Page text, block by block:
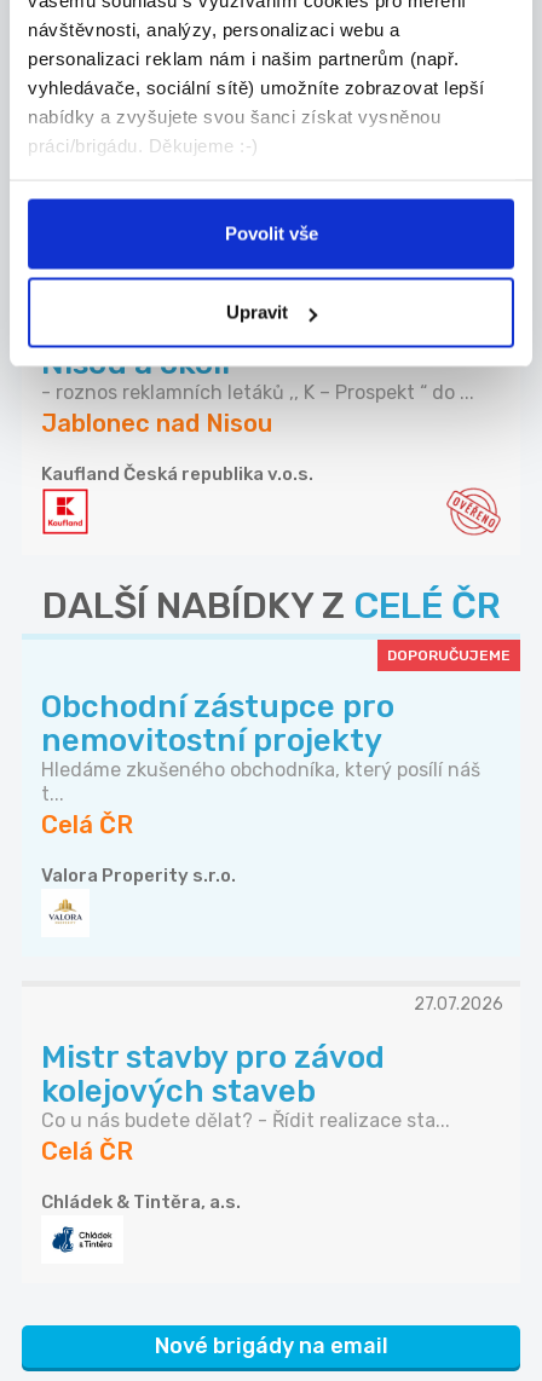
návštěvnosti, analýzy, personalizaci webu a
personalizaci reklam nám i našim partnerům (např.
vyhledávače, sociální sítě) umožníte zobrazovat lepší
nabídky a zvyšujete svou šanci získat vysněnou
práci/brigádu. Děkujeme :-)
Povolit vše
Upravit
/ 45 min
Doučujte to, co vám jde. V čase, který vám
vyhov...
Jablonec nad Nisou
Škola Populo
29.07.2026
Roznos letáků – Jablonec nad
Nisou a okolí
- roznos reklamních letáků ,, K – Prospekt “ do ...
Jablonec nad Nisou
Kaufland Česká republika v.o.s.
DALŠÍ NABÍDKY Z CELÉ ČR
DOPORUČUJEME
Obchodní zástupce pro
nemovitostní projekty
Hledáme zkušeného obchodníka, který posílí náš
t...
Celá ČR
Valora Properity s.r.o.
27.07.2026
Mistr stavby pro závod
kolejových staveb
Co u nás budete dělat? - Řídit realizace sta...
Celá ČR
Chládek & Tintěra, a.s.
Nové brigády na email